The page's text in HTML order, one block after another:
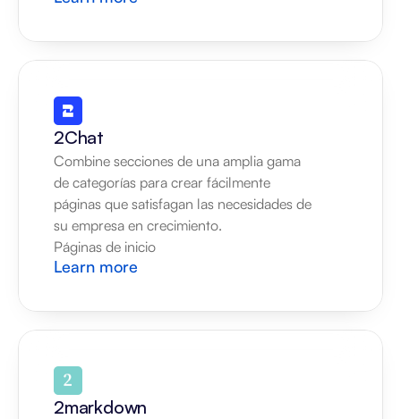
2Chat
Combine secciones de una amplia gama
de categorías para crear fácilmente
páginas que satisfagan las necesidades de
su empresa en crecimiento.
Páginas de inicio
Learn more
2markdown